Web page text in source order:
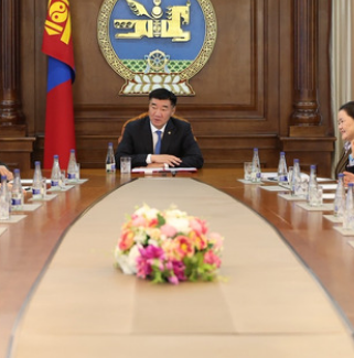
БОЛ 20
НИЙСЛЭЛД ШАХМАЛ
БОРЛУУЛАХ 435 ЦЭГ
АЖИЛЛАНА